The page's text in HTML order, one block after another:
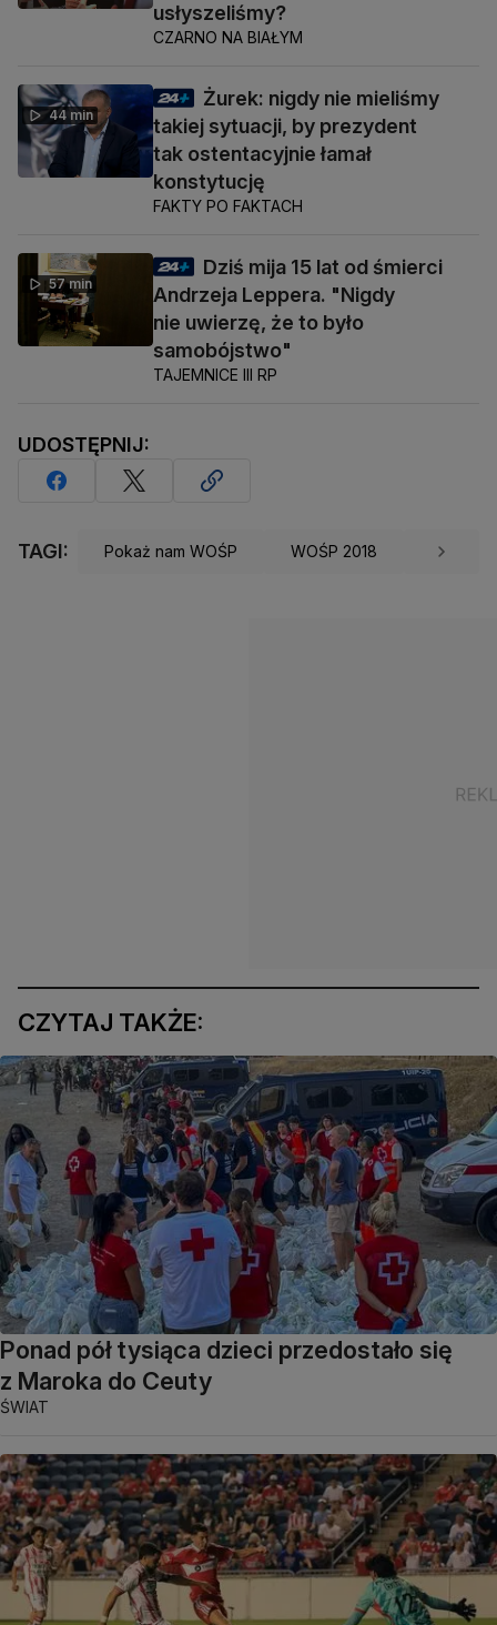
usłyszeliśmy?
CZARNO NA BIAŁYM
44 min
Żurek: nigdy nie mieliśmy
takiej sytuacji, by prezydent
tak ostentacyjnie łamał
konstytucję
FAKTY PO FAKTACH
57 min
Dziś mija 15 lat od śmierci
Andrzeja Leppera. "Nigdy
nie uwierzę, że to było
samobójstwo"
TAJEMNICE III RP
UDOSTĘPNIJ:
TAGI: Pokaż nam WOŚP WOŚP 2018
CZYTAJ TAKŻE:
Ponad pół tysiąca dzieci przedostało się
z Maroka do Ceuty
ŚWIAT